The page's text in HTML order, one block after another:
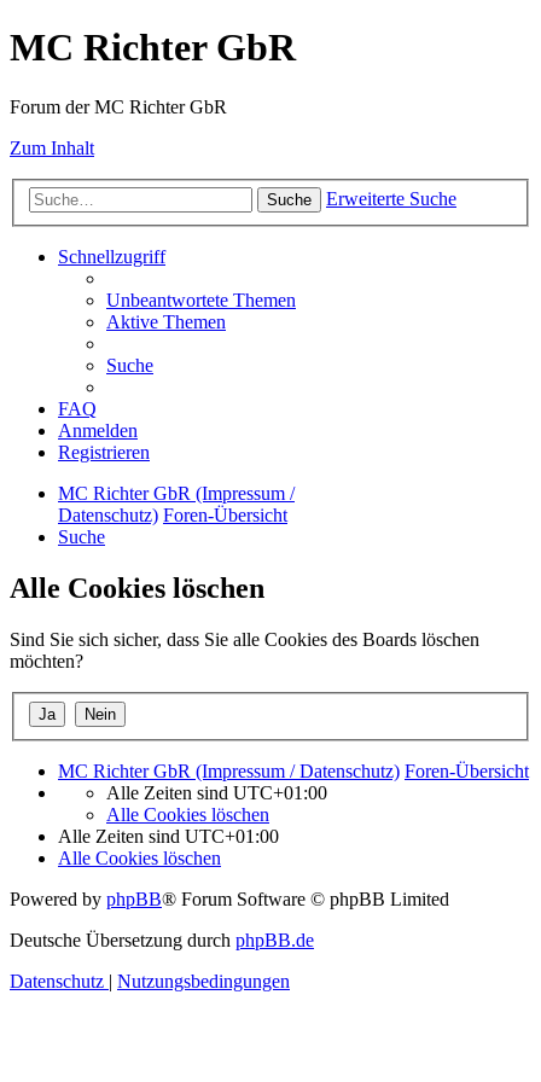
MC Richter GbR
Forum der MC Richter GbR
Zum Inhalt
Suche Erweiterte Suche
Schnellzugriff
Unbeantwortete Themen
Aktive Themen
Suche
FAQ
Anmelden
Registrieren
MC Richter GbR (Impressum /
Datenschutz) Foren-Übersicht
Suche
Alle Cookies löschen
Sind Sie sich sicher, dass Sie alle Cookies des Boards löschen
möchten?
MC Richter GbR (Impressum / Datenschutz) Foren-Übersicht
Alle Zeiten sind UTC+01:00
Alle Cookies löschen
Alle Zeiten sind UTC+01:00
Alle Cookies löschen
Powered by phpBB® Forum Software © phpBB Limited
Deutsche Übersetzung durch phpBB.de
Datenschutz | Nutzungsbedingungen